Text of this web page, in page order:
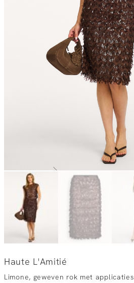
Haute L'Amitié
Limone, geweven rok met applicaties